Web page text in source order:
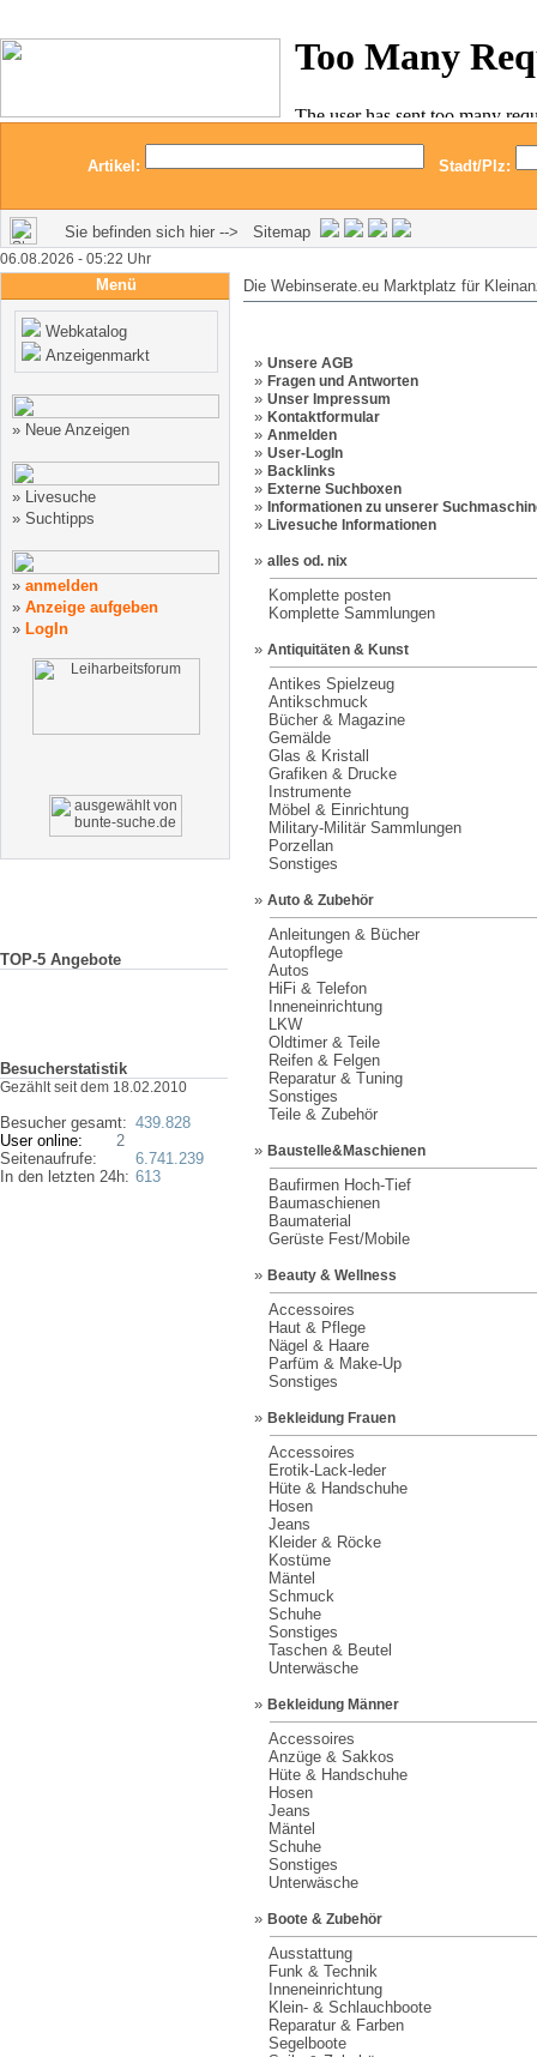
Artikel: Stadt/Plz:
Sie befinden sich hier --> Sitemap
06.08.2026 - 05:22 Uhr
Menü
Webkatalog
Anzeigenmarkt
» Neue Anzeigen
» Livesuche
» Suchtipps
» anmelden
» Anzeige aufgeben
» LogIn
TOP-5 Angebote
Besucherstatistik
Gezählt seit dem 18.02.2010
Besucher gesamt:
User online: 2
Seitenaufrufe:
In den letzten 24h:
439.828
6.741.239
613
Die Webinserate.eu Marktplatz für
» Unsere AGB
» Fragen und Antworten
» Unser Impressum
» Kontaktformular
» Anmelden
» User-LogIn
» Backlinks
» Externe Suchboxen
» Informationen zu unserer
» Livesuche Informationen
» alles od. nix
Komplette posten
Komplette Sammlungen
» Antiquitäten & Kunst
Antikes Spielzeug
Antikschmuck
Bücher & Magazine
Gemälde
Glas & Kristall
Grafiken & Drucke
Instrumente
Möbel & Einrichtung
Military-Militär Sammlungen
Porzellan
Sonstiges
» Auto & Zubehör
Anleitungen & Bücher
Autopflege
Autos
HiFi & Telefon
Inneneinrichtung
LKW
Oldtimer & Teile
Reifen & Felgen
Reparatur & Tuning
Sonstiges
Teile & Zubehör
» Baustelle&Maschienen
Baufirmen Hoch-Tief
Baumaschienen
Baumaterial
Gerüste Fest/Mobile
» Beauty & Wellness
Accessoires
Haut & Pflege
Nägel & Haare
Parfüm & Make-Up
Sonstiges
» Bekleidung Frauen
Accessoires
Erotik-Lack-leder
Hüte & Handschuhe
Hosen
Jeans
Kleider & Röcke
Kostüme
Mäntel
Schmuck
Schuhe
Sonstiges
Taschen & Beutel
Unterwäsche
» Bekleidung Männer
Accessoires
Anzüge & Sakkos
Hüte & Handschuhe
Hosen
Jeans
Mäntel
Schuhe
Sonstiges
Unterwäsche
» Boote & Zubehör
Ausstattung
Funk & Technik
Inneneinrichtung
Klein- & Schlauchboote
Reparatur & Farben
Segelboote